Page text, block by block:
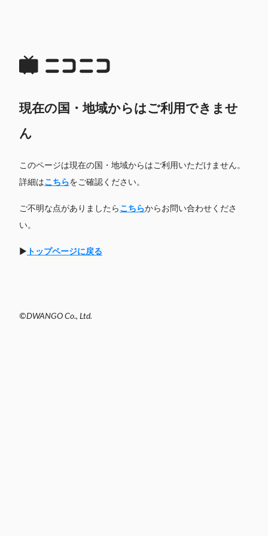
現在の国・地域からはご利用できませ
ん
このページは現在の国・地域からはご利用いただけません。
詳細はこちらをご確認ください。
ご不明な点がありましたら こちらからお問い合わせくださ
い。
▶ トップページに戻る
©DWANGO Co., Ltd.